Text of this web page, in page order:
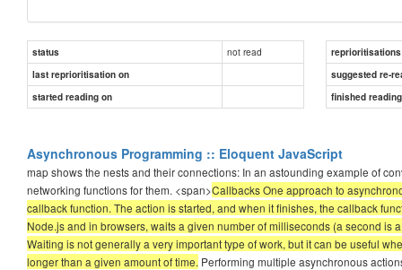
status not read
reprioritisations
last reprioritisation on
suggested re-
started reading on
finished
Asynchronous Programming :: Eloquent JavaScript
map shows the nests and their connections: In an astounding example of
networking functions for them. <span>Callbacks One approach to
callback function. The action is started, and when it finishes, the callback
Node.js and in browsers, waits a given number of milliseconds (a second
Waiting is not generally a very important type of work, but it can be useful
longer than a given amount of time. Performing multiple asynchronous